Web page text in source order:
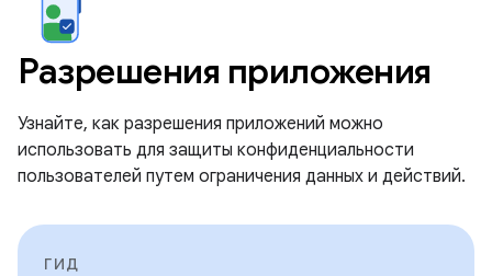
Разрешения приложения
Узнайте, как разрешения приложений можно
использовать для защиты конфиденциальности
пользователей путем ограничения данных и действий.
ГИД